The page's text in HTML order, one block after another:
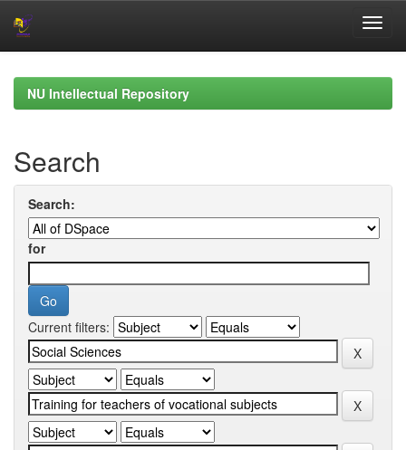
navigationNU Intellectual Repository
Search
Search:
for
Current filters: